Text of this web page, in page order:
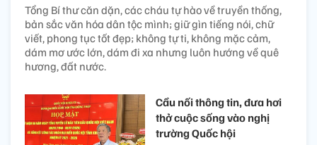
Tổng Bí thư căn dặn, các cháu tự hào về truyền thống,
bản sắc văn hóa dân tộc mình; giữ gìn tiếng nói, chữ
viết, phong tục tốt đẹp; không tự ti, không mặc cảm,
dám mơ ước lớn, dám đi xa nhưng luôn hướng về quê
hương, đất nước.
Cầu nối thông tin, đưa hơi
thở cuộc sống vào nghị
trường Quốc hội